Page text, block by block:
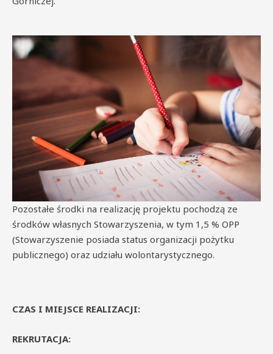
Pozostałe środki na realizację projektu pochodzą ze
środków własnych Stowarzyszenia, w tym 1,5 % OPP
(Stowarzyszenie posiada status organizacji pożytku
publicznego) oraz udziału wolontarystycznego.
CZAS I MIEJSCE REALIZACJI:
REKRUTACJA: